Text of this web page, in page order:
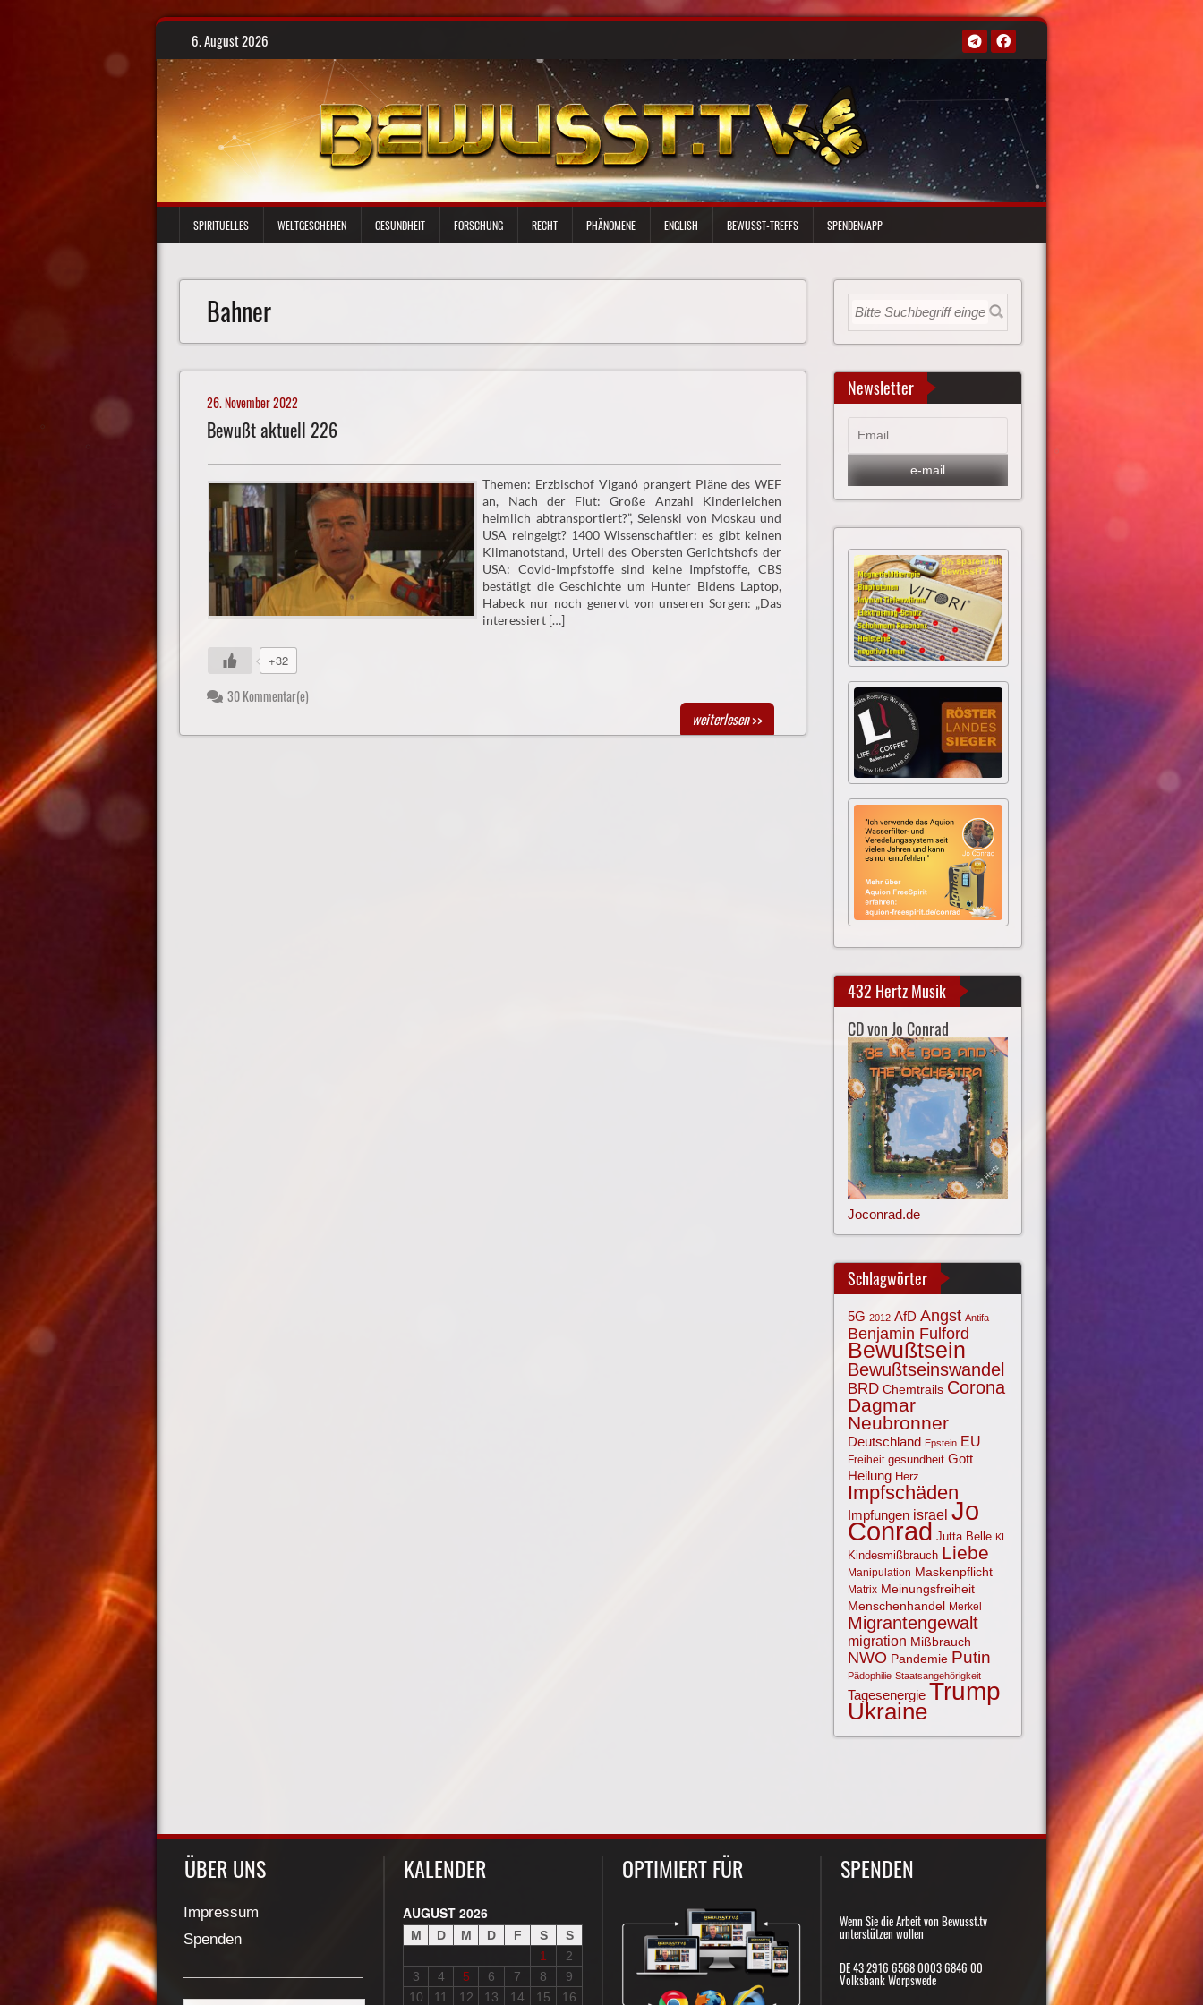
Skip
content
6. August 2026
SPIRITUELLES WELTGESCHEHEN GESUNDHEIT FORSCHUNG RECHT PHÄNOMENE ENGLISH BEWUSST-TREFFS SPENDEN/APP
Bahner
26. November 2022
Bewußt aktuell 226
Themen: Erzbischof Viganó prangert Pläne des WEF
an, Nach der Flut: Große Anzahl Kinderleichen
heimlich abtransportiert?”, Selenski von Moskau und
USA reingelgt? 1400 Wissenschaftler: es gibt keinen
Klimanotstand, Urteil des Obersten Gerichtshofs der
USA: Covid-Impfstoffe sind keine Impfstoffe, CBS
bestätigt die Geschichte um Hunter Bidens Laptop,
Habeck nur noch genervt von unseren Sorgen: „Das
interessiert […]
+32
30 Kommentar(e)
weiterlesen>>
Newsletter
432 Hertz Musik
CD von Jo Conrad
Joconrad.de
Schlagwörter
5G 2012 AfD Angst Antifa
Benjamin Fulford
Bewußtsein
Bewußtseinswandel
BRD Chemtrails Corona
Dagmar
Neubronner
Deutschland Epstein EU
Freiheit gesundheit Gott
Heilung Herz
Impfschäden
Impfungen israel Jo
Conrad Jutta Belle KI
Kindesmißbrauch Liebe
Manipulation Maskenpflicht
Matrix Meinungsfreiheit
Menschenhandel Merkel
Migrantengewalt
migration Mißbrauch
NWO Pandemie Putin
Pädophilie Staatsangehörigkeit
Tagesenergie Trump
Ukraine
ÜBER UNS
Impressum
Spenden
KALENDER
AUGUST 2026
M D M D F S
S
1
2
3
4 5 6 7 8
9
10
11 12 13 14 15 16
OPTIMIERT FÜR SPENDEN
Wenn Sie die Arbeit von Bewusst.tv
unterstützen wollen
DE 43 2916 6568 0003 6846 00
Volksbank Worpswede